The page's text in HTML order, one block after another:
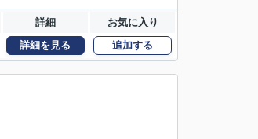
詳細 お気に入り
詳細を見る 追加する